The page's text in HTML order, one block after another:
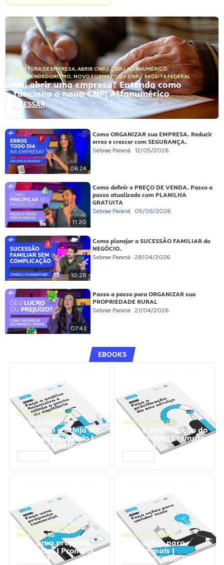
ABERTURA DE EMPRESA, ABRIR CNPJ,CNPJ ALFANUMÉRICO,
EMPREENDEDORISMO, NOVO FORMATO DE CNPJ,RECEITA FEDERAL
Vai abrir uma empresa? Entenda como
funciona o novo CNPJ Alfanumérico
ACESSAR
06:24
Como ORGANIZAR sua EMPRESA. Reduzir
erros e crescer com SEGURANÇA.
Sebrae Paraná 12/05/2026
11:20
Como definir o PREÇO DE VENDA. Passo a
passo atualizado com PLANILHA
GRATUITA
Sebrae Paraná 05/05/2026
10:28
Como planejar a SUCESSÃO FAMILIAR do
NEGÓCIO.
Sebrae Paraná 28/04/2026
07:43
Passo a passo para ORGANIZAR sua
PROPRIEDADE RURAL
Sebrae Paraná 21/04/2026
EBOOKS
GESTÃO FINANCEIRA
Faça a análise
financeira e atinja o
ponto de equilíbrio |
Prompts ChatGPT
GESTÃO FINANCEIRA
Faça a precificação do
seu serviço | Prompts
ChatGPT
NEGÓCIOS, PROCESSOS
EMPRESARIAIS
Faça uma proposta
comercial | Prompts
ChatGPT
NEGÓCIOS, VENDAS
Faça ações para
vender mais |
Prompts ChatGPT